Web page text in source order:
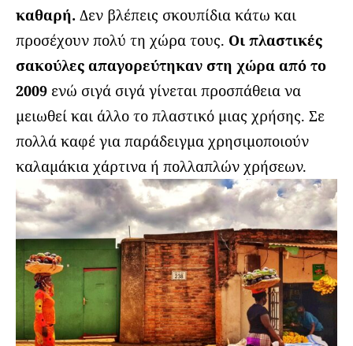
καθαρή. Δεν βλέπεις σκουπίδια κάτω και
προσέχουν πολύ τη χώρα τους. Οι πλαστικές
σακούλες απαγορεύτηκαν στη χώρα από το
2009 ενώ σιγά σιγά γίνεται προσπάθεια να
μειωθεί και άλλο το πλαστικό μιας χρήσης. Σε
πολλά καφέ για παράδειγμα χρησιμοποιούν
καλαμάκια χάρτινα ή πολλαπλών χρήσεων.